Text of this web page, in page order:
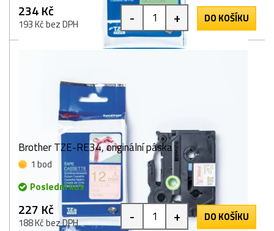
234 Kč
193 Kč bez DPH - + DO KOŠÍKU
Brother TZE-RE34, originální páska
1 bod
Poslední kus
227 Kč
188 Kč bez DPH - + DO KOŠÍKU